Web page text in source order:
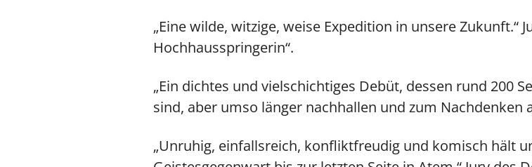
„Eine wilde, witzige, weise Expedition in unsere Zukunft.“
Hochhausspringerin“.
„Ein dichtes und vielschichtiges Debüt, dessen rund 200
sind, aber umso länger nachhallen und zum Nachdenken
„Unruhig, einfallsreich, konfliktfreudig und komisch hält